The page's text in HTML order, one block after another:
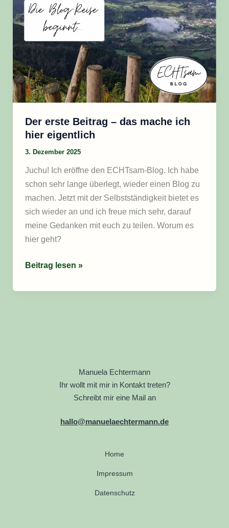
Der erste Beitrag – das mache ich
hier eigentlich
3. Dezember 2025
Juchu! Ich eröffne den ECHTsam-Blog. Ich habe
schon sehr lange überlegt, wieder einen Blog zu
machen. Jetzt mit der Selbstständigkeit bietet es
sich wieder an und ich freue mich sehr, darauf
meine Gedanken mit euch zu teilen. Worum es
hier geht?
erste
Beitrag
das
mache
ich
hier
eigentlich
Beitrag lesen »
Manuela Echtermann
Ihr wollt mit mir in Kontakt treten?
Schreibt mir eine Mail an
hallo@manuelaechtermann.de
Home
Impressum
Datenschutz